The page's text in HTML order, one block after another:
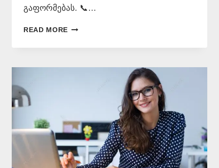
გაფორმებას. 📞…
READ MORE ᲘᲜᲒᲚᲘᲡᲣᲠᲘ
ᲛᲪᲝᲓᲜᲔ
577